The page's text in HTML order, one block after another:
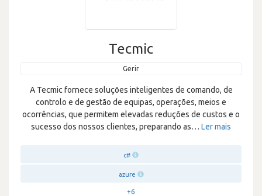
Tecmic
Gerir
A Tecmic fornece soluções inteligentes de comando, de
controlo e de gestão de equipas, operações, meios e
ocorrências, que permitem elevadas reduções de custos e o
sucesso dos nossos clientes, preparando as… Ler mais
c#
azure
+6